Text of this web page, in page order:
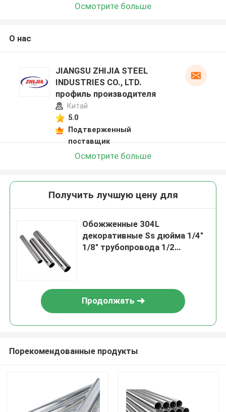
Осмотрите больше
О нас
JIANGSU ZHIJIA STEEL
INDUSTRIES CO., LTD.
профиль производителя
Китай
5.0
Подтверженный
поставщик
Осмотрите больше
Получить лучшую цену для
Обожженные 304L
декоративные Ss дюйма 1/4"
1/8" трубопровода 1/2
Продолжать
Порекомендованные продукты